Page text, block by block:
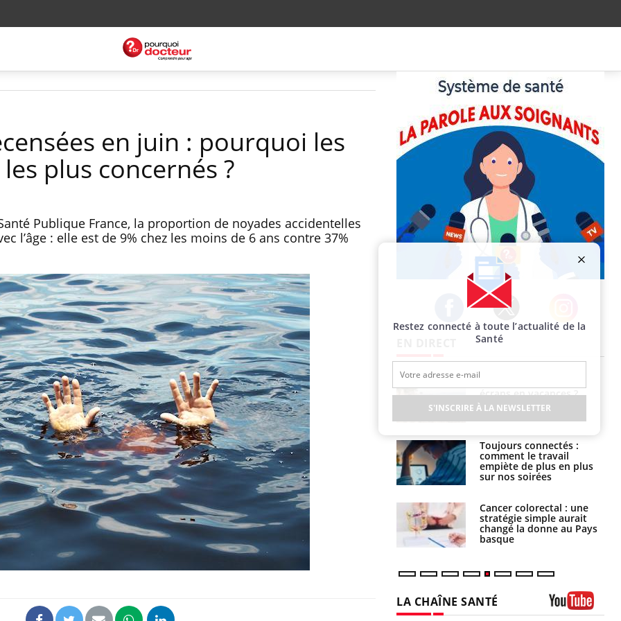
en juin : pourquoi les
plus concernés ?
Publique France, la proportion de noyades accidentelles
l’âge : elle est de 9% chez les moins de 6 ans contre 37%
Facebook Twitter Instagram
Bébés, jeunes enfants :
quelle trousse à
pharmacie pour les
vacances ?
Syndrome métabolique :
quels sont les meilleurs
exercices physiques ?
Comment éviter une otite
pendant les vacances ?
Hantavirus : un cas
détecté chez un touriste
en France
Mortalité infantile : un
rapport s’interroge sur
son taux élevé en France
Grossesse à risque : ce jus
naturel attire l'attention
des chercheurs
écrans en vacances ?
Toujours connectés :
comment le travail
empiète de plus en plus
sur nos soirées
Cancer colorectal : une
stratégie simple aurait
changé la donne au Pays
basque
Restez connecté à toute l’actualité de la
Santé
S'INSCRIRE À LA NEWSLETTER